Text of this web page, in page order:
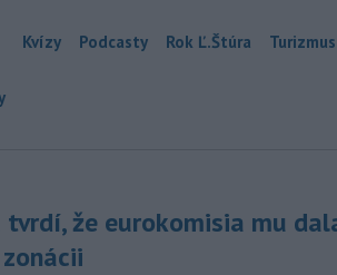
Kvízy Podcasty Rok Ľ.Štúra Turizmus
že eurokomisia mu